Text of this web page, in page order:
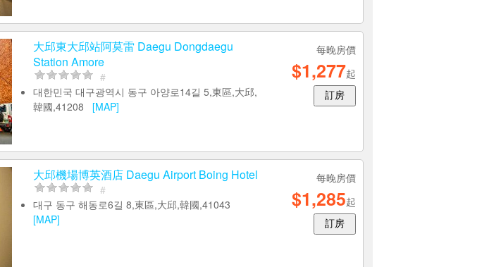
每晚房價
$1,277起
訂房
大邱東大邱站阿莫雷 Daegu Dongdaegu
Station Amore
#
대한민국 대구광역시 동구 아양로14길 5,東區,大邱,
韓國,41208 [MAP]
每晚房價
$1,285起
訂房
大邱機場博英酒店 Daegu Airport Boing Hotel
#
대구 동구 해동로6길 8,東區,大邱,韓國,41043
[MAP]